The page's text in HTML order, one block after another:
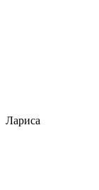
Лариса